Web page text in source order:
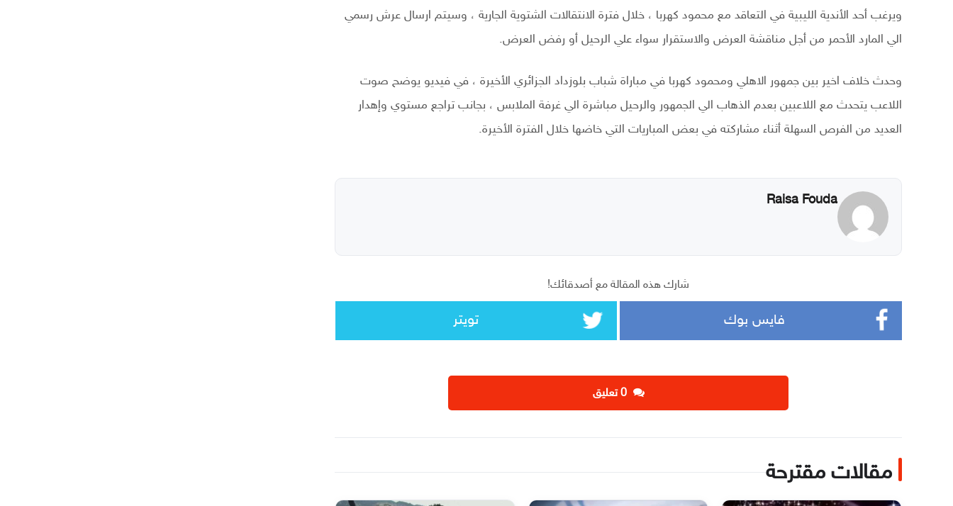
ويرغب أحد الأندية الليبية في التعاقد مع محمود كهربا ، خلال فترة الانتقالات الشتوية الجارية ، وسيتم ارسال عرش رسمي
الي المارد الأحمر من أجل مناقشة العرض والاستقرار سواء علي الرحيل أو رفض العرض.
وحدث خلاف اخير بين جمهور الاهلي ومحمود كهربا في مباراة شباب بلوزداد الجزائري الأخيرة ، في فيديو يوضح صوت
اللاعب يتحدث مع اللاعبين بعدم الذهاب الي الجمهور والرحيل مباشرة الي غرفة الملابس ، بجانب تراجع مستوي وإهدار
العديد من الفرص السهلة أثناء مشاركته في بعض المباريات التي خاضها خلال الفترة الأخيرة.
Raisa Fouda
شارك هذه المقالة مع أصدقائك!
فايس بوك تويتر
‫0 تعليق
مقالات مقترحة